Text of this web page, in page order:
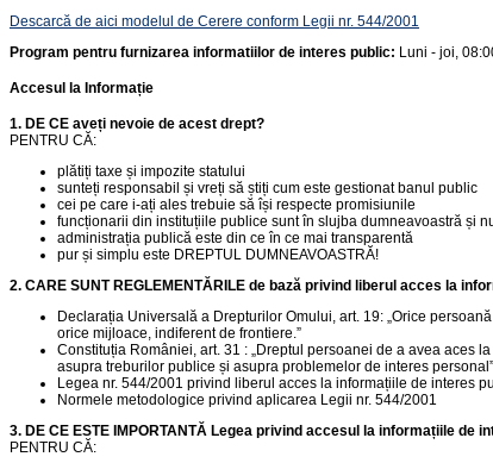
Descarcă de aici modelul de Cerere conform Legii nr. 544/2001
Program pentru furnizarea informatiilor de interes public: Luni - joi,
Accesul la Informație
1. DE CE aveți nevoie de acest drept?
PENTRU CĂ:
plătiți taxe și impozite statului
sunteți responsabil și vreți să știți cum este gestionat banul public
cei pe care i-ați ales trebuie să își respecte promisiunile
funcționarii din instituțiile publice sunt în slujba dumneavoastră și
administrația publică este din ce în ce mai transparentă
pur și simplu este DREPTUL DUMNEAVOASTRĂ!
2. CARE SUNT REGLEMENTĂRILE de bază privind liberul acces la
Declarația Universală a Drepturilor Omului, art. 19: „Orice
orice mijloace, indiferent de frontiere.”
Constituția României, art. 31 : „Dreptul persoanei de a avea aces
asupra treburilor publice și asupra problemelor de interes personal”.
Legea nr. 544/2001 privind liberul acces la informațiile de interes
Normele metodologice privind aplicarea Legii nr. 544/2001
3. DE CE ESTE IMPORTANTĂ Legea privind accesul la informațiile de
PENTRU CĂ: